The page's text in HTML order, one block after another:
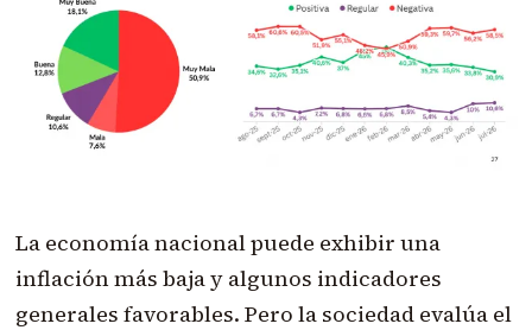
La economía nacional puede exhibir una
inflación más baja y algunos indicadores
generales favorables. Pero la sociedad evalúa el